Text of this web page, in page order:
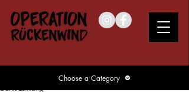
Choose a Category